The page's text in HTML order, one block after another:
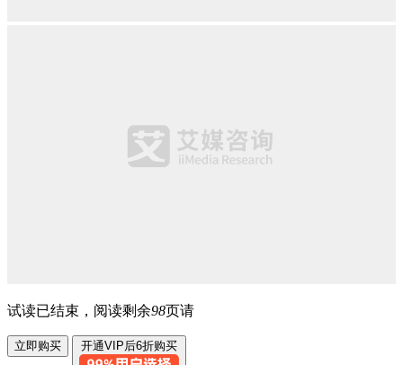
试读已结束，阅读剩余98页请
立即购买 开通VIP后6折购买